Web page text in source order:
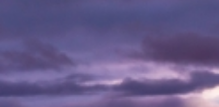
Фестиваль фейерверков в Чебоксарах
Ночные Чебоксары фотографии и панорамы